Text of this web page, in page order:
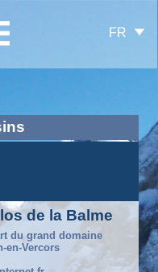
FR
de la Balme
du grand domaine
en-Vercors